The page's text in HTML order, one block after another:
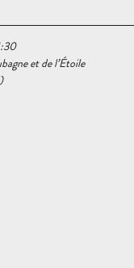
et de l’Étoile
)